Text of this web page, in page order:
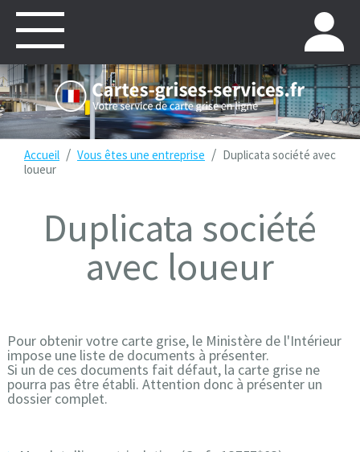
Accueil / Vous êtes une entreprise / Duplicata société avec
loueur
Duplicata société
avec loueur
Pour obtenir votre carte grise, le Ministère de l'Intérieur
impose une liste de documents à présenter.
Si un de ces documents fait défaut, la carte grise ne
pourra pas être établi. Attention donc à présenter un
dossier complet.